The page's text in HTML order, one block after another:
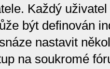
Každý
být definován
nastavit
na soukromé